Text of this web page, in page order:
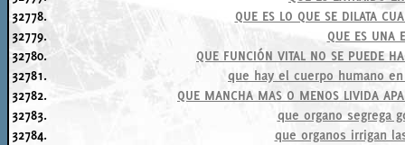
32778.
QUE ES LO QUE SE DILATA
32779.
QUE ES UNA
32780.
QUE FUNCIÓN VITAL NO SE PUEDE
32781.
que hay el cuerpo humano
32782.
QUE MANCHA MAS O MENOS LIVIDA
32783.
que organo segrega
32784.
que organos irrigan